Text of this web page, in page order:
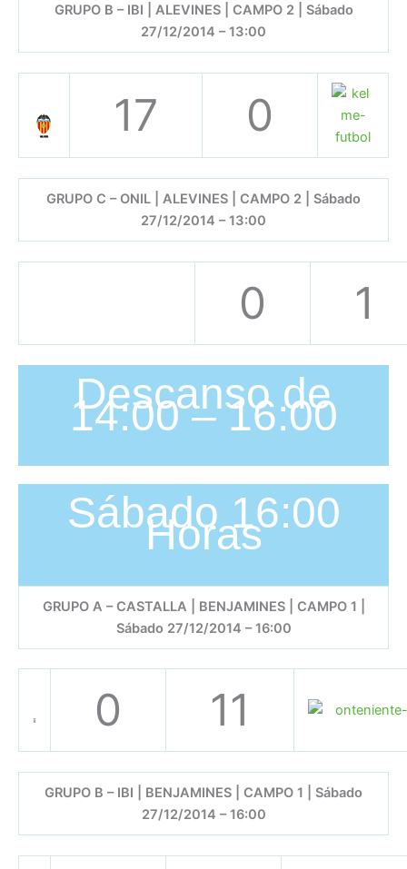
GRUPO B – IBI | ALEVINES | CAMPO 2 | Sábado
27/12/2014 – 13:00
17 0
GRUPO C – ONIL | ALEVINES | CAMPO 2 | Sábado
27/12/2014 – 13:00
0 1
Descanso de
14:00 – 16:00
Sábado 16:00
Horas
GRUPO A – CASTALLA | BENJAMINES | CAMPO 1 |
Sábado 27/12/2014 – 16:00
0 11
GRUPO B – IBI | BENJAMINES | CAMPO 1 | Sábado
27/12/2014 – 16:00